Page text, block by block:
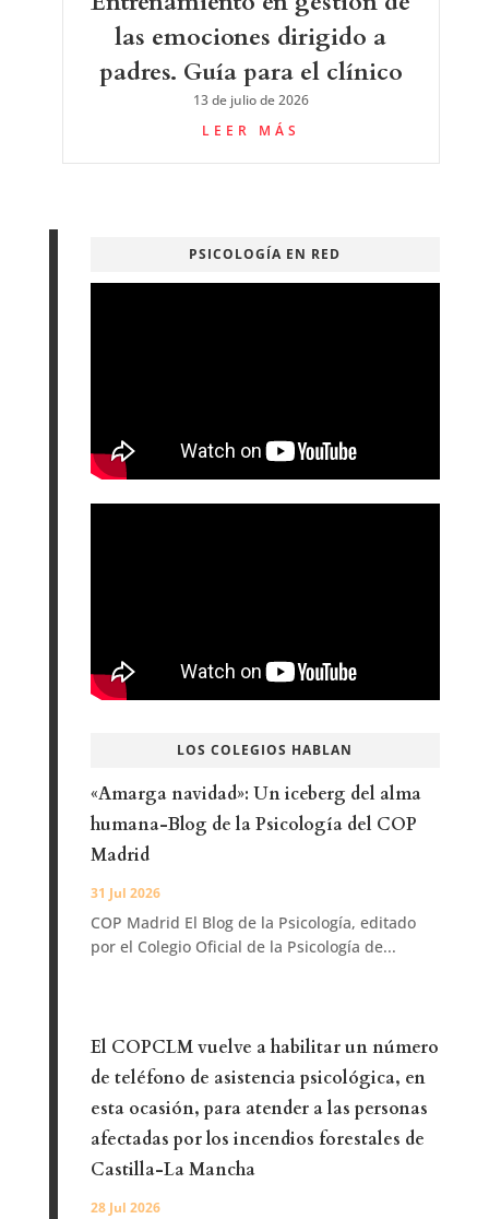
las emociones dirigido a
padres. Guía para el clínico
13 de julio de 2026
LEER MÁS
PSICOLOGÍA EN RED
LOS COLEGIOS HABLAN
«Amarga navidad»: Un iceberg del alma
humana-Blog de la Psicología del COP
Madrid
31 Jul 2026
COP Madrid El Blog de la Psicología, editado
por el Colegio Oficial de la Psicología de...
El COPCLM vuelve a habilitar un número
de teléfono de asistencia psicológica, en
esta ocasión, para atender a las personas
afectadas por los incendios forestales de
Castilla-La Mancha
28 Jul 2026